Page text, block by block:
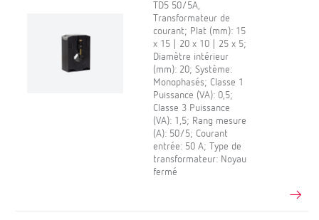
TD5 50/5A,
Transformateur de
courant; Plat (mm): 15
x 15 | 20 x 10 | 25 x 5;
Diamètre intérieur
(mm): 20; Système:
Monophasés; Classe 1
Puissance (VA): 0,5;
Classe 3 Puissance
(VA): 1,5; Rang mesure
(A): 50/5; Courant
entrée: 50 A; Type de
transformateur: Noyau
fermé